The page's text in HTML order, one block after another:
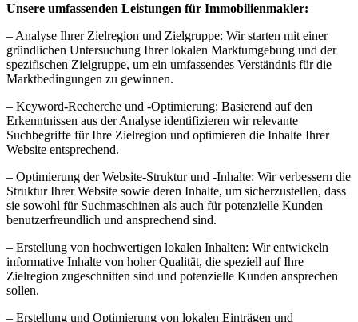
Unsere umfassenden Leistungen für Immobilienmakler:
– Analyse Ihrer Zielregion und Zielgruppe: Wir starten mit einer
gründlichen Untersuchung Ihrer lokalen Marktumgebung und der
spezifischen Zielgruppe, um ein umfassendes Verständnis für die
Marktbedingungen zu gewinnen.
– Keyword-Recherche und -Optimierung: Basierend auf den
Erkenntnissen aus der Analyse identifizieren wir relevante
Suchbegriffe für Ihre Zielregion und optimieren die Inhalte Ihrer
Website entsprechend.
– Optimierung der Website-Struktur und -Inhalte: Wir verbessern die
Struktur Ihrer Website sowie deren Inhalte, um sicherzustellen, dass
sie sowohl für Suchmaschinen als auch für potenzielle Kunden
benutzerfreundlich und ansprechend sind.
– Erstellung von hochwertigen lokalen Inhalten: Wir entwickeln
informative Inhalte von hoher Qualität, die speziell auf Ihre
Zielregion zugeschnitten sind und potenzielle Kunden ansprechen
sollen.
– Erstellung und Optimierung von lokalen Einträgen und